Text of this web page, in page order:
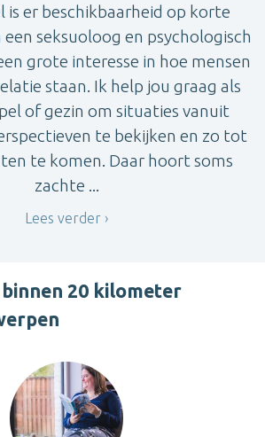
is er beschikbaarheid op korte
seksuoloog en psychologisch
grote interesse in hoe mensen
staan. Ik help jou graag als
of gezin om situaties vanuit
te bekijken en zo tot
te komen. Daar hoort soms
zachte ...
Lees verder
20 kilometer